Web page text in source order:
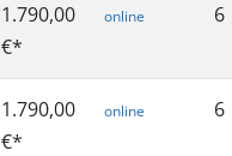
1.790,00
€*
online 6
1.790,00
€*
online 6